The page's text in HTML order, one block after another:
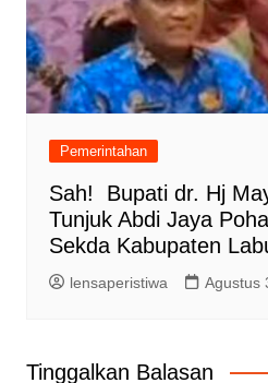
Pemerintahan
Sah! Bupati dr. Hj
Tunjuk Abdi Jaya
Sekda Kabupaten
lensaperistiwa Agustus
Tinggalkan Balasan